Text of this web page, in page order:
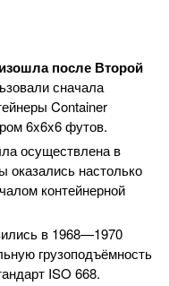
после Второй
сначала
Container
6x6x6 футов.
осуществлена в
оказались настолько
контейнерной
в 1968—1970
грузоподъёмность
ISO 668.